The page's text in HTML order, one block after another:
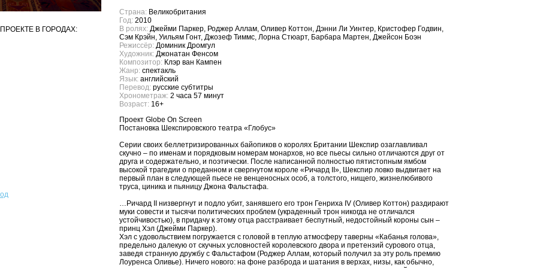
В ГОРОДАХ:
Страна: Великобритания
Год: 2010
В ролях: Джейми Паркер, Роджер Аллам, Оливер Коттон, Дэнни Ли Уинтер, Кристофер Годвин,
Сэм Крэйн, Уильям Гонт, Джозеф Тиммс, Лорна Стюарт, Барбара Мартен, Джейсон Боэн
Режиссёр: Доминик Дромгул
Художник: Джонатан Фенсом
Композитор: Клэр ван Кампен
Жанр: спектакль
Язык: английский
Перевод: русские субтитры
Хронометраж: 2 часа 57 минут
Возраст: 16+
Проект Globe On Screen
Постановка Шекспировского театра «Глобус»
Серии своих беллетризированных байопиков о королях Британии Шекспир озаглавливал
скучно – по именам и порядковым номерам монархов, но все пьесы сильно отличаются друг от
друга и содержательно, и поэтически. После написанной полностью пятистопным ямбом
высокой трагедии о преданном и свергнутом короле «Ричард II», Шекспир ловко выдвигает на
первый план в следующей пьесе не венценосных особ, а толстого, нищего, жизнелюбивого
труса, циника и пьяницу Джона Фальстафа.
…Ричард II низвергнут и подло убит, занявшего его трон Генриха IV (Оливер Коттон) раздирают
муки совести и тысячи политических проблем (украденный трон никогда не отличался
устойчивостью), в придачу к этому отца расстраивает беспутный, недостойный короны сын –
принц Хэл (Джейми Паркер).
Хэл с удовольствием погружается с головой в теплую атмосферу таверны «Кабанья голова»,
предельно далекую от скучных условностей королевского двора и претензий сурового отца,
заведя странную дружбу с Фальстафом (Роджер Аллам, который получил за эту роль премию
Лоуренса Оливье). Ничего нового: на фоне разброда и шатания в верхах, низы, как обычно,